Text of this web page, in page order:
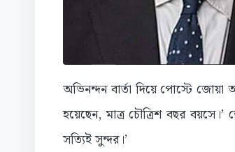
অভিনন্দন বার্তা দিয়ে পোস্টে জোয়া
হয়েছেন, মাত্র চৌত্রিশ বছর
সত্যিই সুন্দর।’